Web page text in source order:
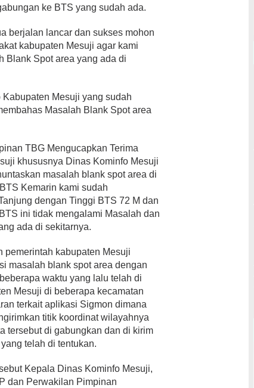
ke BTS yang sudah ada.
berjalan lancar dan sukses mohon
kabupaten Mesuji agar kami
Blank Spot area yang ada di
Mesuji yang sudah
Masalah Blank Spot area
TBG Mengucapkan Terima
khususnya Dinas Kominfo Mesuji
masalah blank spot area di
Kemarin kami sudah
dengan Tinggi BTS 72 M dan
ini tidak mengalami Masalah dan
ada di sekitarnya.
pemerintah kabupaten Mesuji
masalah blank spot area dengan
waktu yang lalu telah di
Mesuji di beberapa kecamatan
terkait aplikasi Sigmon dimana
titik koordinat wilayahnya
tersebut di gabungkan dan di kirim
telah di tentukan.
Kepala Dinas Kominfo Mesuji,
dan Perwakilan Pimpinan